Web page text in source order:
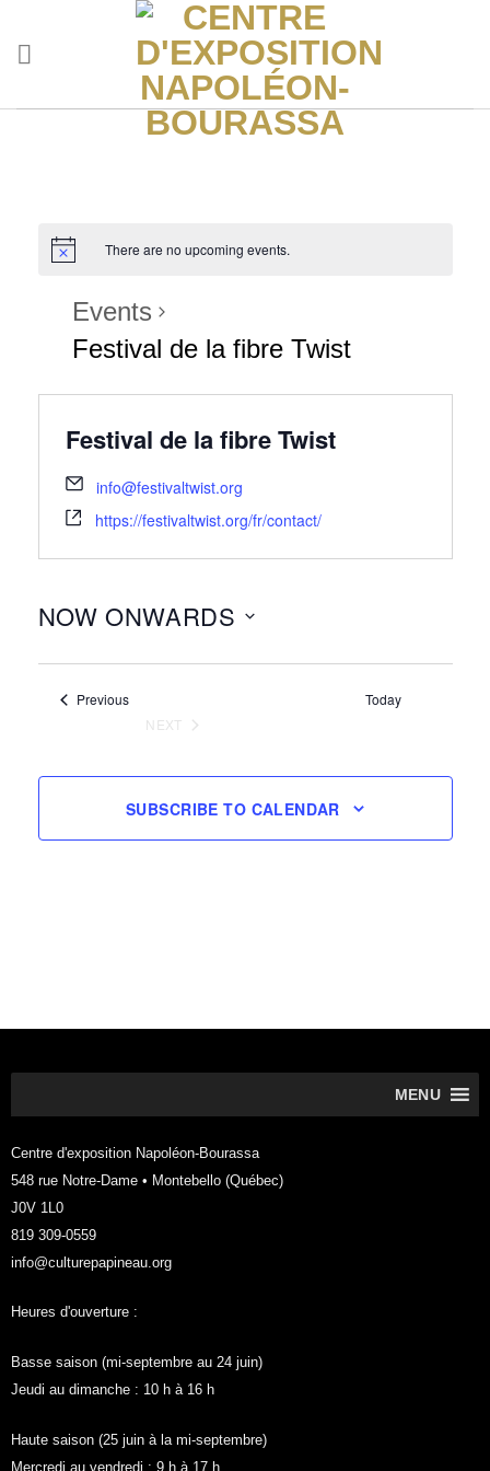
content
There are no upcoming events.
Events
Festival de la fibre Twist
Festival de la fibre Twist
info@festivaltwist.org
https://festivaltwist.org/fr/contact/
NOW ONWARDS
PreviousEvents
Today
NEXT
SUBSCRIBE TO CALENDAR
MENU
Centre d'exposition Napoléon-Bourassa
548 rue Notre-Dame • Montebello (Québec)
J0V 1L0
819 309-0559
info@culturepapineau.org
Heures d'ouverture :
Basse saison (mi-septembre au 24 juin)
Jeudi au dimanche : 10 h à 16 h
Haute saison (25 juin à la mi-septembre)
Mercredi au vendredi : 9 h à 17 h